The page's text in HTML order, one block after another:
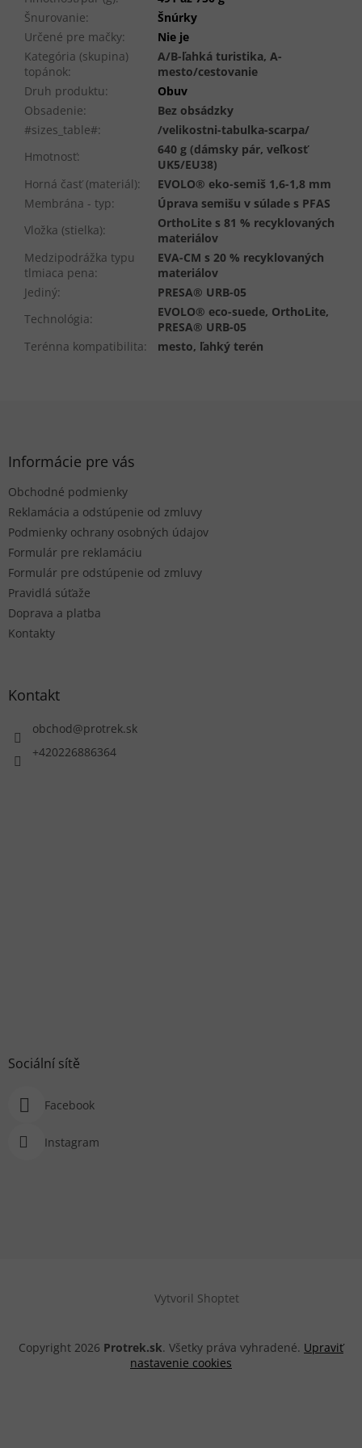
Šnurovanie:
Šnúrky
Určené pre mačky:
Nie je
Kategória (skupina)
topánok:
A/B-ľahká turistika, A-
mesto/cestovanie
Druh produktu:
Obuv
Obsadenie:
Bez obsádzky
#sizes_table#:
/velikostni-tabulka-scarpa/
Hmotnosť:
640 g (dámsky pár, veľkosť
UK5/EU38)
Horná časť (materiál):
EVOLO® eko-semiš 1,6-1,8 mm
Membrána - typ:
Úprava semišu v súlade s PFAS
Vložka (stielka):
OrthoLite s 81 % recyklovaných
materiálov
Medzipodrážka typu
tlmiaca pena:
EVA-CM s 20 % recyklovaných
materiálov
Jediný:
PRESA® URB-05
Technológia:
EVOLO® eco-suede, OrthoLite,
PRESA® URB-05
Terénna kompatibilita: mesto, ľahký terén
Informácie pre vás
Obchodné podmienky
Reklamácia a odstúpenie od zmluvy
Podmienky ochrany osobných údajov
Formulár pre reklamáciu
Formulár pre odstúpenie od zmluvy
Pravidlá súťaže
Doprava a platba
Kontakty
Kontakt
obchod@protrek.sk
+420226886364
Sociální sítě
Facebook
Instagram
Vytvoril Shoptet
Copyright 2026 Protrek.sk. Všetky práva vyhradené. Upraviť
nastavenie cookies